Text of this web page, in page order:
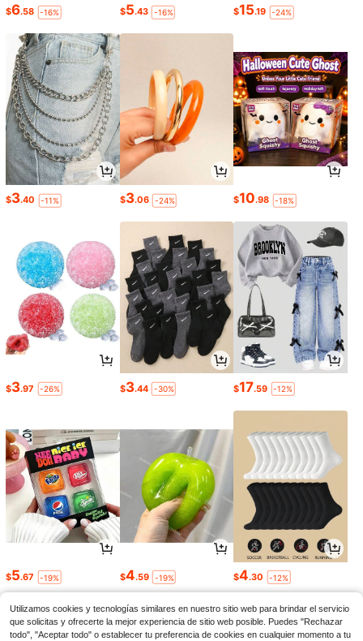
$6.58 -16% $5.43 -16% $15.19 -24%
$3.40 -11% $3.06 -24% $10.98 -18%
$3.97 -26% $3.44 -30% $17.59 -12%
$5.67 -19% $4.59 -19% $4.30 -12%
Utilizamos cookies y tecnologías similares en nuestro sitio web para brindar el servicio
que solicitas y ofrecerte la mejor experiencia de sitio web posible. Puedes "Rechazar
todo", "Aceptar todo" o establecer tu preferencia de cookies en cualquier momento a tu